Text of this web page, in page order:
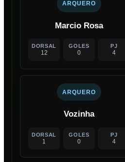
ARQUERO
Marcio Rosa
DORSAL
12
GOLES
0
PJ
4
ARQUERO
Vozinha
DORSAL
1
GOLES
0
PJ
4